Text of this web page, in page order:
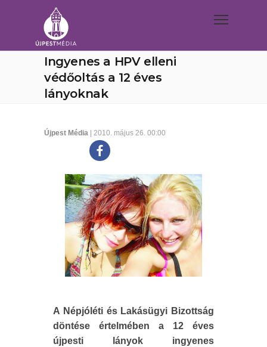
Ingyenes a HPV elleni
védőoltás a 12 éves
lányoknak
Újpest Média | 2010. május 26. 00:00
A Népjóléti és Lakásügyi Bizottság
döntése értelmében a 12 éves
újpesti lányok ingyenes